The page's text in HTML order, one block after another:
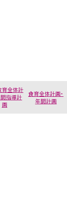
育全体計
間指導計
画
食育全体計画・
年間計画